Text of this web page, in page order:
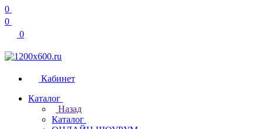
0
0
0
Кабинет
Каталог
Назад
Каталог